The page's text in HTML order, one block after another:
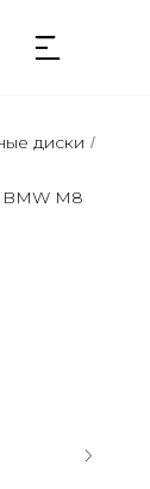
диски /
M8